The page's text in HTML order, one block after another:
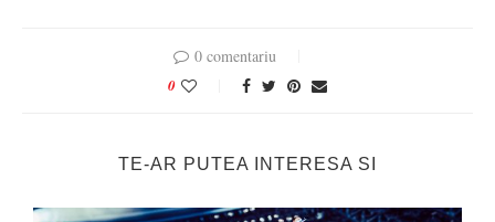
0 comentariu
0
TE-AR PUTEA INTERESA SI